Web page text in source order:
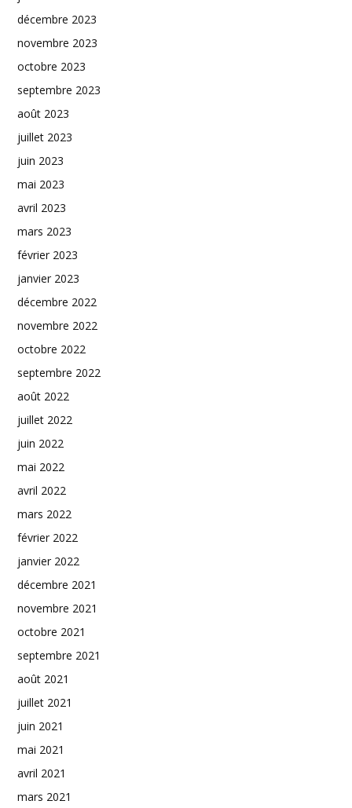
décembre 2023
novembre 2023
octobre 2023
septembre 2023
août 2023
juillet 2023
juin 2023
mai 2023
avril 2023
mars 2023
février 2023
janvier 2023
décembre 2022
novembre 2022
octobre 2022
septembre 2022
août 2022
juillet 2022
juin 2022
mai 2022
avril 2022
mars 2022
février 2022
janvier 2022
décembre 2021
novembre 2021
octobre 2021
septembre 2021
août 2021
juillet 2021
juin 2021
mai 2021
avril 2021
mars 2021